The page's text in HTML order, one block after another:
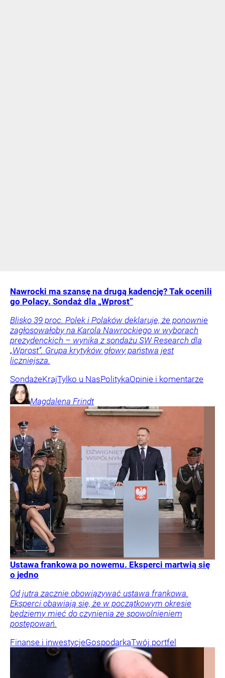
Nawrocki ma szansę na drugą kadencję? Tak ocenili
go Polacy. Sondaż dla „Wprost”
Blisko 39 proc. Polek i Polaków deklaruje, że ponownie
zagłosowałoby na Karola Nawrockiego w wyborach
prezydenckich – wynika z sondażu SW Research dla
„Wprost”. Grupa krytyków głowy państwa jest
liczniejsza.
SondażeKrajTylko u NasPolitykaOpinie i komentarze
Magdalena Frindt
Ustawa frankowa po nowemu. Eksperci martwią się
o jedno
Od jutra zacznie obowiązywać ustawa frankowa.
Eksperci obawiają się, że w początkowym okresie
będziemy mieć do czynienia ze spowolnieniem
postępowań.
Finanse i inwestycjeGospodarkaTwój portfel